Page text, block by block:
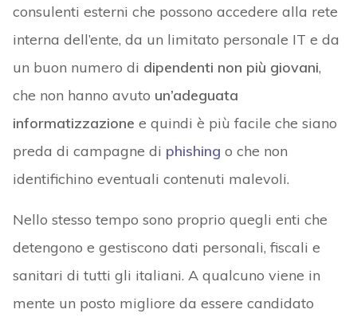
consulenti esterni che possono accedere alla rete
interna dell’ente, da un limitato personale IT e da
un buon numero di dipendenti non più giovani,
che non hanno avuto un’adeguata
informatizzazione e quindi è più facile che siano
preda di campagne di phishing o che non
identifichino eventuali contenuti malevoli.
Nello stesso tempo sono proprio quegli enti che
detengono e gestiscono dati personali, fiscali e
sanitari di tutti gli italiani. A qualcuno viene in
mente un posto migliore da essere candidato